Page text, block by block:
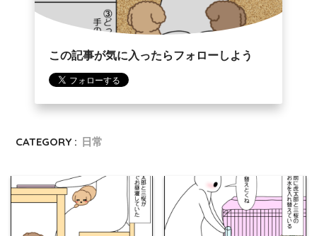
この記事が気に入ったらフォローしよう
CATEGORY : 日常